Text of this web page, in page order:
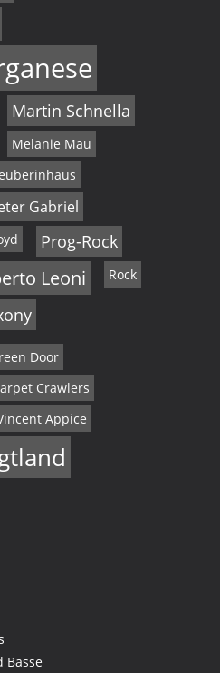
Martin Schnella
Melanie Mau
Gabriel
Prog-Rock
Leoni Rock
Door
Crawlers
Appice